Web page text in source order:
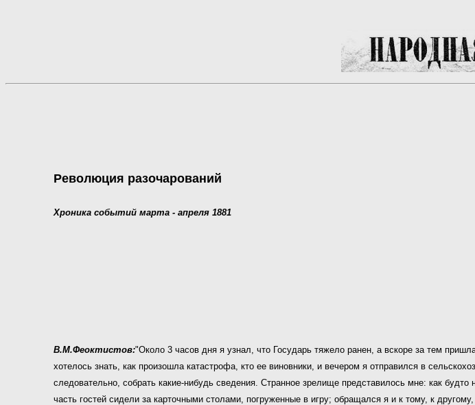
Революция разочарований
Хроника событий марта - апреля 1881
В.М.Феоктистов:"Около 3 часов дня я узнал, что Государь тяжело ранен, а вскоре за тем
хотелось знать, как произошла катастрофа, кто ее виновники, и вечером я отправился в
следовательно, собрать какие-нибудь сведения. Странное зрелище представилось мне: как будто
часть гостей сидели за карточными столами, погруженные в игру; обращался я и к тому, к другому,